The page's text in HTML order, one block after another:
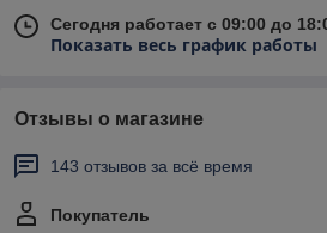
Сегодня работает с 09:00 до
Показать весь график работы
Отзывы о магазине
143 отзывов за всё время
Покупатель